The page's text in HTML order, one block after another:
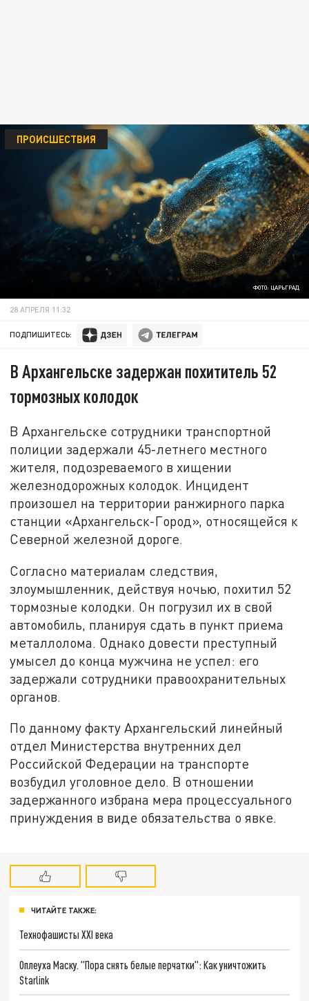
ФОТО: ЦАРЬГРАД
ПРОИСШЕСТВИЯ
28 АПРЕЛЯ 11:32
ПОДПИШИТЕСЬ:
В Архангельске задержан похититель 52
тормозных колодок
В Архангельске сотрудники транспортной
полиции задержали 45-летнего местного
жителя, подозреваемого в хищении
железнодорожных колодок. Инцидент
произошел на территории ранжирного парка
станции «Архангельск-Город», относящейся к
Северной железной дороге.
Согласно материалам следствия,
злоумышленник, действуя ночью, похитил 52
тормозные колодки. Он погрузил их в свой
автомобиль, планируя сдать в пункт приема
металлолома. Однако довести преступный
умысел до конца мужчина не успел: его
задержали сотрудники правоохранительных
органов.
По данному факту Архангельский линейный
отдел Министерства внутренних дел
Российской Федерации на транспорте
возбудил уголовное дело. В отношении
задержанного избрана мера процессуального
принуждения в виде обязательства о явке.
ЧИТАЙТЕ ТАКЖЕ:
Технофашисты XXI века
Оплеуха Маску. "Пора снять белые перчатки": Как уничтожить
Starlink